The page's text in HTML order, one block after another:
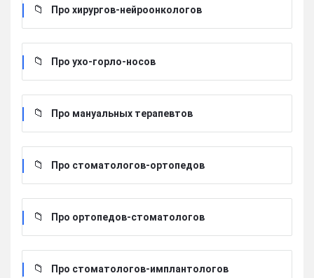
Про хирургов-нейроонкологов
Про ухо-горло-носов
Про мануальных терапевтов
Про стоматологов-ортопедов
Про ортопедов-стоматологов
Про стоматологов-имплантологов